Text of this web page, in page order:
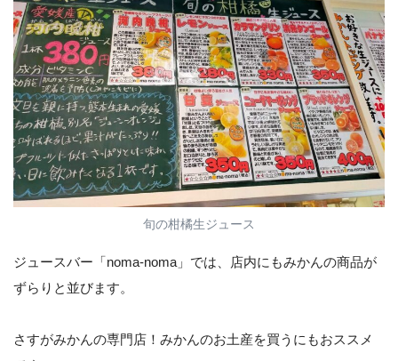
旬の柑橘生ジュース
ジュースバー「noma-noma」では、店内にもみかんの商品が
ずらりと並びます。
さすがみかんの専門店！みかんのお土産を買うにもおススメ